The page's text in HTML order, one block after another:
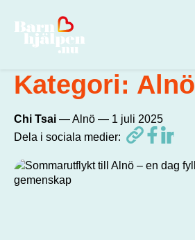
Hoppa till huvudinnehåll
Kategori: Alnö
Chi Tsai, författare
— Alnö — 1 juli 2025
Dela i sociala medier: